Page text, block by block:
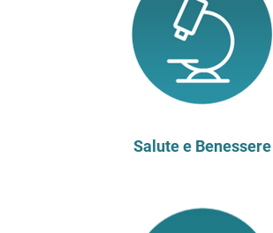
Salute e Benessere